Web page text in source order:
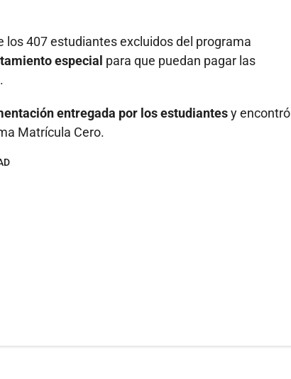
407 estudiantes excluidos del programa
especial para que puedan pagar las
entregada por los estudiantesy encontró
Matrícula Cero.